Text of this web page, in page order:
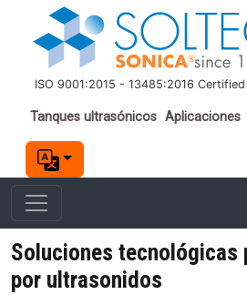
Pasar al contenido principal
ISO 9001:2015 - 13485:2016 Certified
Important links
Tanques ultrasónicos Aplicaciones
Soluciones tecnológicas
por ultrasonidos